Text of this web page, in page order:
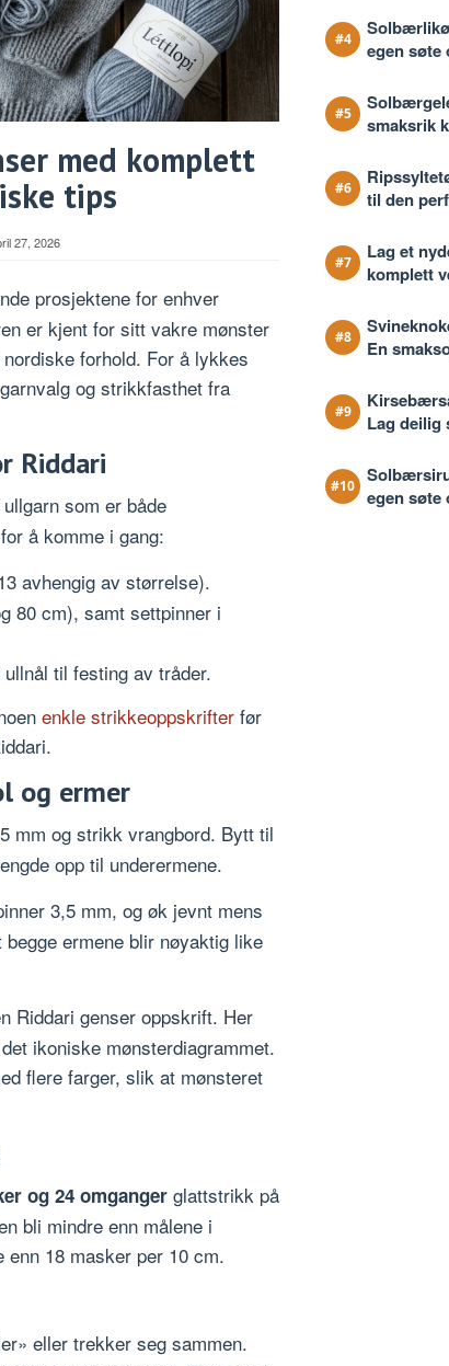
med komplett
tips
27, 2026
prosjektene for enhver
er kjent for sitt vakre mønster
forhold. For å lykkes
og strikkfasthet fra
Riddari
som er både
å komme i gang:
avhengig av størrelse).
80 cm), samt settpinner i
til festing av tråder.
enkle strikkeoppskrifter før
og ermer
mm og strikk vrangbord. Bytt til
opp til underermene.
3,5 mm, og øk jevnt mens
ermene blir nøyaktig like
Riddari genser oppskrift. Her
ikoniske mønsterdiagrammet.
flere farger, slik at mønsteret
og 24 omganger glattstrikk på
bli mindre enn målene i
18 masker per 10 cm.
eller trekker seg sammen.
egen søte
smaksrik
til den
Lag et
komplett
En
Lag deilig
egen søte